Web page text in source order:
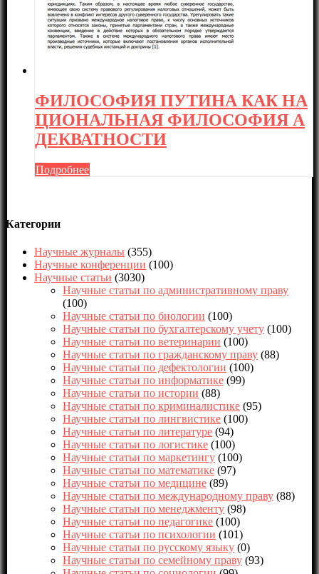
ФИЛОСОФИЯ ПУТИНА КАК НА
ЦИОНАЛЬНАЯ ФИЛОСОФИЯ А
ДЕКВАТНОСТИ
Подробнее
Категории
Научные журналы (355)
Научные конференции (100)
Научные статьи (3030)
Научные статьи по административному праву
(100)
Научные статьи по биологии (100)
Научные статьи по бухгалтерскому учету (100)
Научные статьи по ветеринарии (100)
Научные статьи по гражданскому праву (88)
Научные статьи по дефектологии (100)
Научные статьи по информатике (99)
Научные статьи по истории (88)
Научные статьи по криминалистике (95)
Научные статьи по лингвистике (100)
Научные статьи по литературе (94)
Научные статьи по логистике (100)
Научные статьи по маркетингу (100)
Научные статьи по математике (97)
Научные статьи по медицине (89)
Научные статьи по международному праву (88)
Научные статьи по менеджменту (98)
Научные статьи по педагогике (100)
Научные статьи по психологии (101)
Научные статьи по русскому языку (0)
Научные статьи по семейному праву (93)